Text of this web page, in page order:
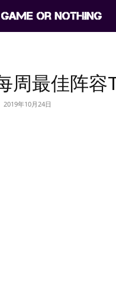
周最佳阵容
2019年10月24日